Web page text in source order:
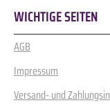
WICHTIGE SEITEN
AGB
Impressum
Versand- und